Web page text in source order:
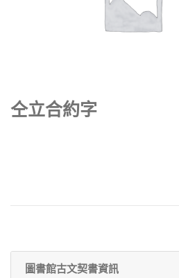
仝立合約字
圖書館古文契書資訊